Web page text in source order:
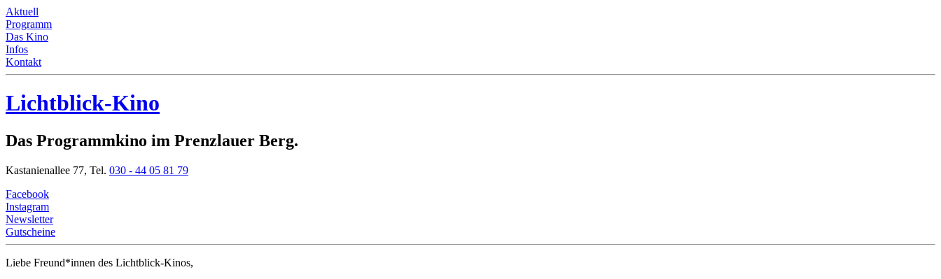
Aktuell
Programm
Das Kino
Infos
Kontakt
Lichtblick-Kino
Das Programmkino im Prenzlauer Berg.
Kastanienallee 77, Tel. 030 - 44 05 81 79
Facebook
Instagram
Newsletter
Gutscheine
Liebe Freund*innen des Lichtblick-Kinos,